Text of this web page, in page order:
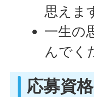
思えま
一生の
んでく
応募資格